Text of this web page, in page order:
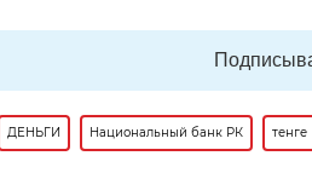
ДЕНЬГИ Национальный банк РК тенге